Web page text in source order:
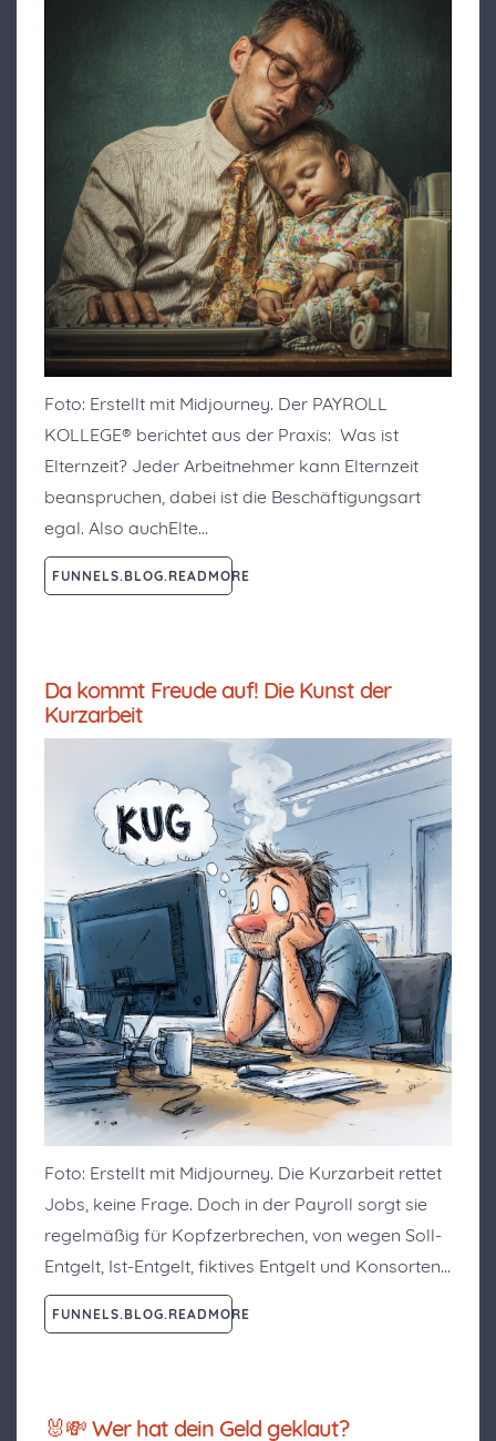
Foto: Erstellt mit Midjourney. Der PAYROLL
KOLLEGE® berichtet aus der Praxis: Was ist
Elternzeit? Jeder Arbeitnehmer kann Elternzeit
beanspruchen, dabei ist die Beschäftigungsart
egal. Also auchElte…
FUNNELS.BLOG.READMORE
Da kommt Freude auf! Die Kunst der
Kurzarbeit
Foto: Erstellt mit Midjourney. Die Kurzarbeit rettet
Jobs, keine Frage. Doch in der Payroll sorgt sie
regelmäßig für Kopfzerbrechen, von wegen Soll-
Entgelt, Ist-Entgelt, fiktives Entgelt und Konsorten…
FUNNELS.BLOG.READMORE
🐰💸 Wer hat dein Geld geklaut?